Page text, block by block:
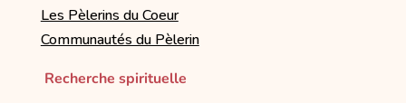
Les Pèlerins du Coeur
Communautés du Pèlerin
Recherche spirituelle